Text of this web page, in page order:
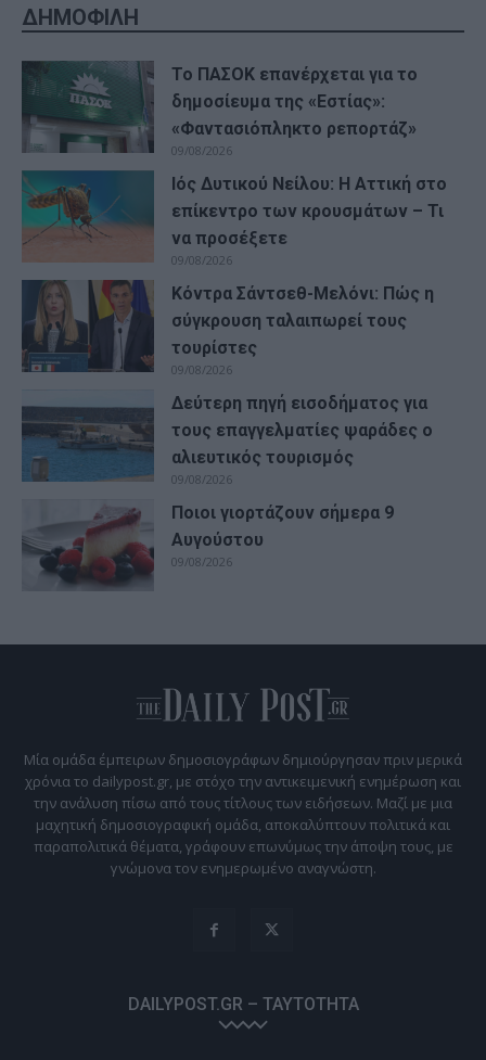
ΔΗΜΟΦΙΛΗ
Το ΠΑΣΟΚ επανέρχεται για το
δημοσίευμα της «Εστίας»:
«Φαντασιόπληκτο ρεπορτάζ»
09/08/2026
Ιός Δυτικού Νείλου: Η Αττική στο
επίκεντρο των κρουσμάτων – Τι
να προσέξετε
09/08/2026
Κόντρα Σάντσεθ-Μελόνι: Πώς η
σύγκρουση ταλαιπωρεί τους
τουρίστες
09/08/2026
Δεύτερη πηγή εισοδήματος για
τους επαγγελματίες ψαράδες ο
αλιευτικός τουρισμός
09/08/2026
Ποιοι γιορτάζουν σήμερα 9
Αυγούστου
09/08/2026
Μία ομάδα έμπειρων δημοσιογράφων δημιούργησαν πριν μερικά
χρόνια το dailypost.gr, με στόχο την αντικειμενική ενημέρωση και
την ανάλυση πίσω από τους τίτλους των ειδήσεων. Μαζί με μια
μαχητική δημοσιογραφική ομάδα, αποκαλύπτουν πολιτικά και
παραπολιτικά θέματα, γράφουν επωνύμως την άποψη τους, με
γνώμονα τον ενημερωμένο αναγνώστη.
DAILYPOST.GR – ΤΑΥΤΌΤΗΤΑ